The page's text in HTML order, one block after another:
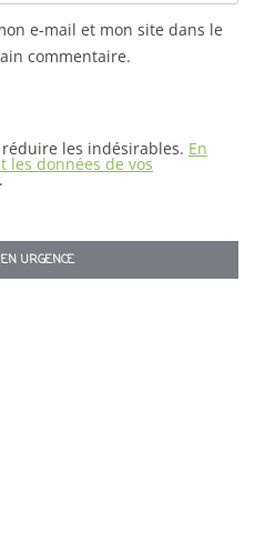
e-mail et mon site dans le
commentaire.
les indésirables. En
les données de vos
.
URGENCE